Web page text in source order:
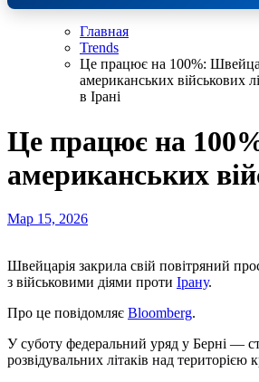
Главная
Trends
Це працює на 100%:
американських військових
в Ірані
Це працює на
американських
Мар 15, 2026
Швейцарія закрила свій повітряний простір для польотів американських літаків, які можуть бути пов’язані
з військовими діями проти Ірану.
Про це повідомляє Bloomberg.
У суботу федеральний уряд у Берні —
розвідувальних літаків над територією